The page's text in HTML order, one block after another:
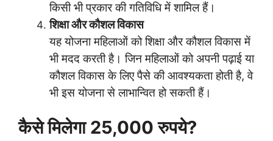
किसी भी प्रकार की गतिविधि में शामिल हैं।
शिक्षा और कौशल विकास
यह योजना महिलाओं को शिक्षा और कौशल विकास में
भी मदद करती है। जिन महिलाओं को अपनी पढ़ाई या
कौशल विकास के लिए पैसे की आवश्यकता होती है, वे
भी इस योजना से लाभान्वित हो सकती हैं।
कैसे मिलेगा 25,000 रुपये?